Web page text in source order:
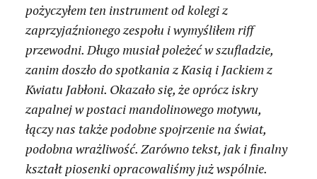
pożyczyłem ten instrument od kolegi z
zaprzyjaźnionego zespołu i wymyśliłem riff
przewodni. Długo musiał poleżeć w szufladzie,
zanim doszło do spotkania z Kasią i Jackiem z
Kwiatu Jabłoni. Okazało się, że oprócz iskry
zapalnej w postaci mandolinowego motywu,
łączy nas także podobne spojrzenie na świat,
podobna wrażliwość. Zarówno tekst, jak i finalny
kształt piosenki opracowaliśmy już wspólnie.